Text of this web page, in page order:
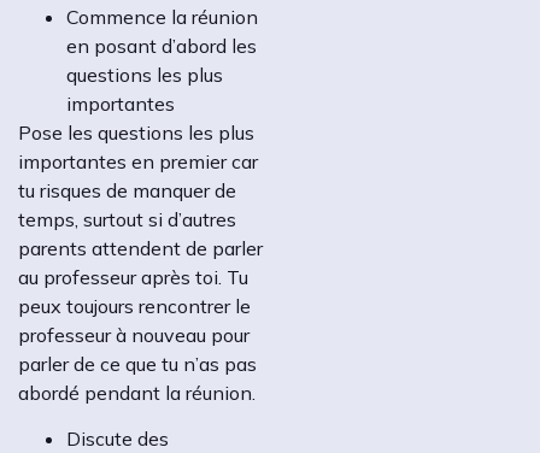
Commence la réunion
en posant d’abord les
questions les plus
importantes
Pose les questions les plus
importantes en premier car
tu risques de manquer de
temps, surtout si d’autres
parents attendent de parler
au professeur après toi. Tu
peux toujours rencontrer le
professeur à nouveau pour
parler de ce que tu n’as pas
abordé pendant la réunion.
Discute des